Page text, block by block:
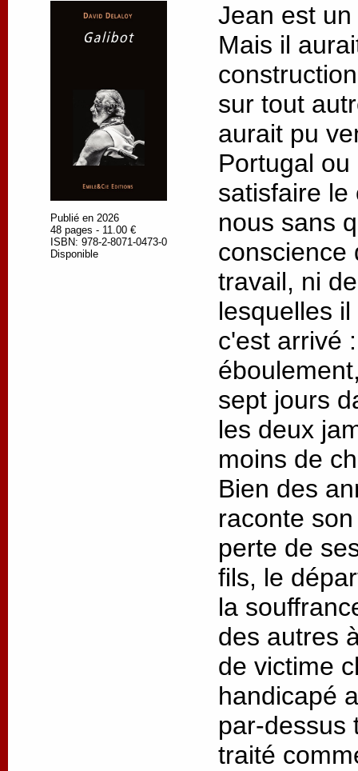
Publié en 2026
48 pages - 11.00 €
ISBN: 978-2-8071-0473-0
Disponible
Jean est
Mais il
sur tout
aurait pu
Portugal
satisfaire le
nous sans
conscience
travail, ni
lesquelles
c'est arrivé
sept jours
les deux
moins de
Bien des
raconte
perte de
fils, le
la
des autres
de victime
handicapé
par-dessus
traité